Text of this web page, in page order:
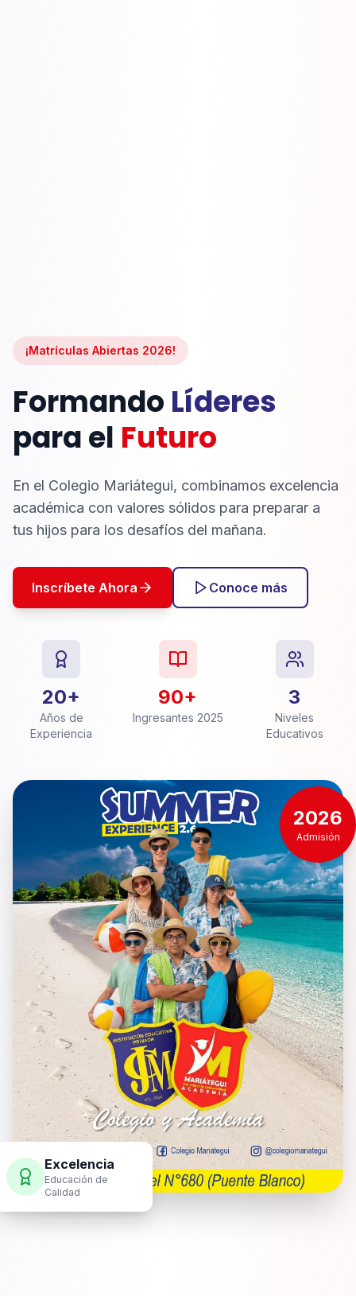
¡Matrículas Abiertas 2026!
Formando Líderes
para el Futuro
En el Colegio Mariátegui, combinamos excelencia
académica con valores sólidos para preparar a
tus hijos para los desafíos del mañana.
Inscríbete Ahora Conoce más
20+
Años de
Experiencia
90+
Ingresantes 2025
3
Niveles
Educativos
Excelencia
Educación de
Calidad
2026
Admisión